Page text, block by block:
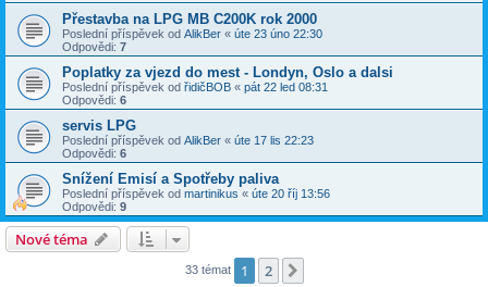
Přestavba na LPG MB C200K rok 2000
Poslední příspěvek od AlikBer « úte 23 úno 22:30
Odpovědi: 7
Poplatky za vjezd do mest - Londyn, Oslo a dalsi
Poslední příspěvek od řidičBOB « pát 22 led 08:31
Odpovědi: 6
servis LPG
Poslední příspěvek od AlikBer « úte 17 lis 22:23
Odpovědi: 6
Snížení Emisí a Spotřeby paliva
Poslední příspěvek od martinikus « úte 20 říj 13:56
Odpovědi: 9
Nové téma
33 témat 1 2